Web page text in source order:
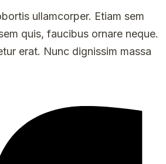
ullamcorper. Etiam sem
quis, faucibus ornare neque.
erat. Nunc dignissim massa